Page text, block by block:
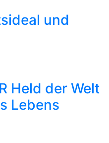
und
Held der Welt
Lebens